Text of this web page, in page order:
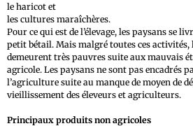
le haricot et
les cultures maraîchères.
Pour ce qui est de l’élevage, les paysans se
petit bétail. Mais malgré toutes ces
demeurent très pauvres suite aux mauvais
agricole. Les paysans ne sont pas encadrés
l’agriculture suite au manque de moyen de
vieillissement des éleveurs et agriculteurs.
Principaux produits non agricoles